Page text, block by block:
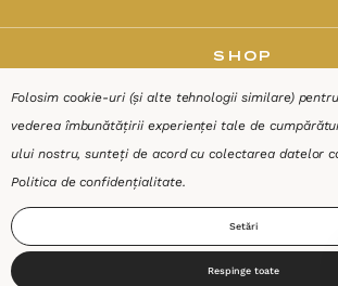
SHOP
Folosim cookie-uri (și alte tehnologii similare)
vederea îmbunătățirii experienței tale de
ului nostru, sunteți de acord cu colectarea datelor
Politica de confidențialitate.
Setări
Respinge toate